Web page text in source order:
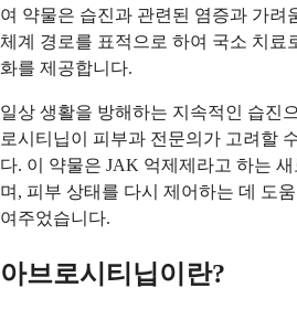
여 약물은 습진과 관련된 염증과 가려
체계 경로를 표적으로 하여 국소 치료
화를 제공합니다.
일상 생활을 방해하는 지속적인 습진
로시티닙이 피부과 전문의가 고려할
다. 이 약물은 JAK 억제제라고 하는
며, 피부 상태를 다시 제어하는 데 도
여주었습니다.
아브로시티닙이란?